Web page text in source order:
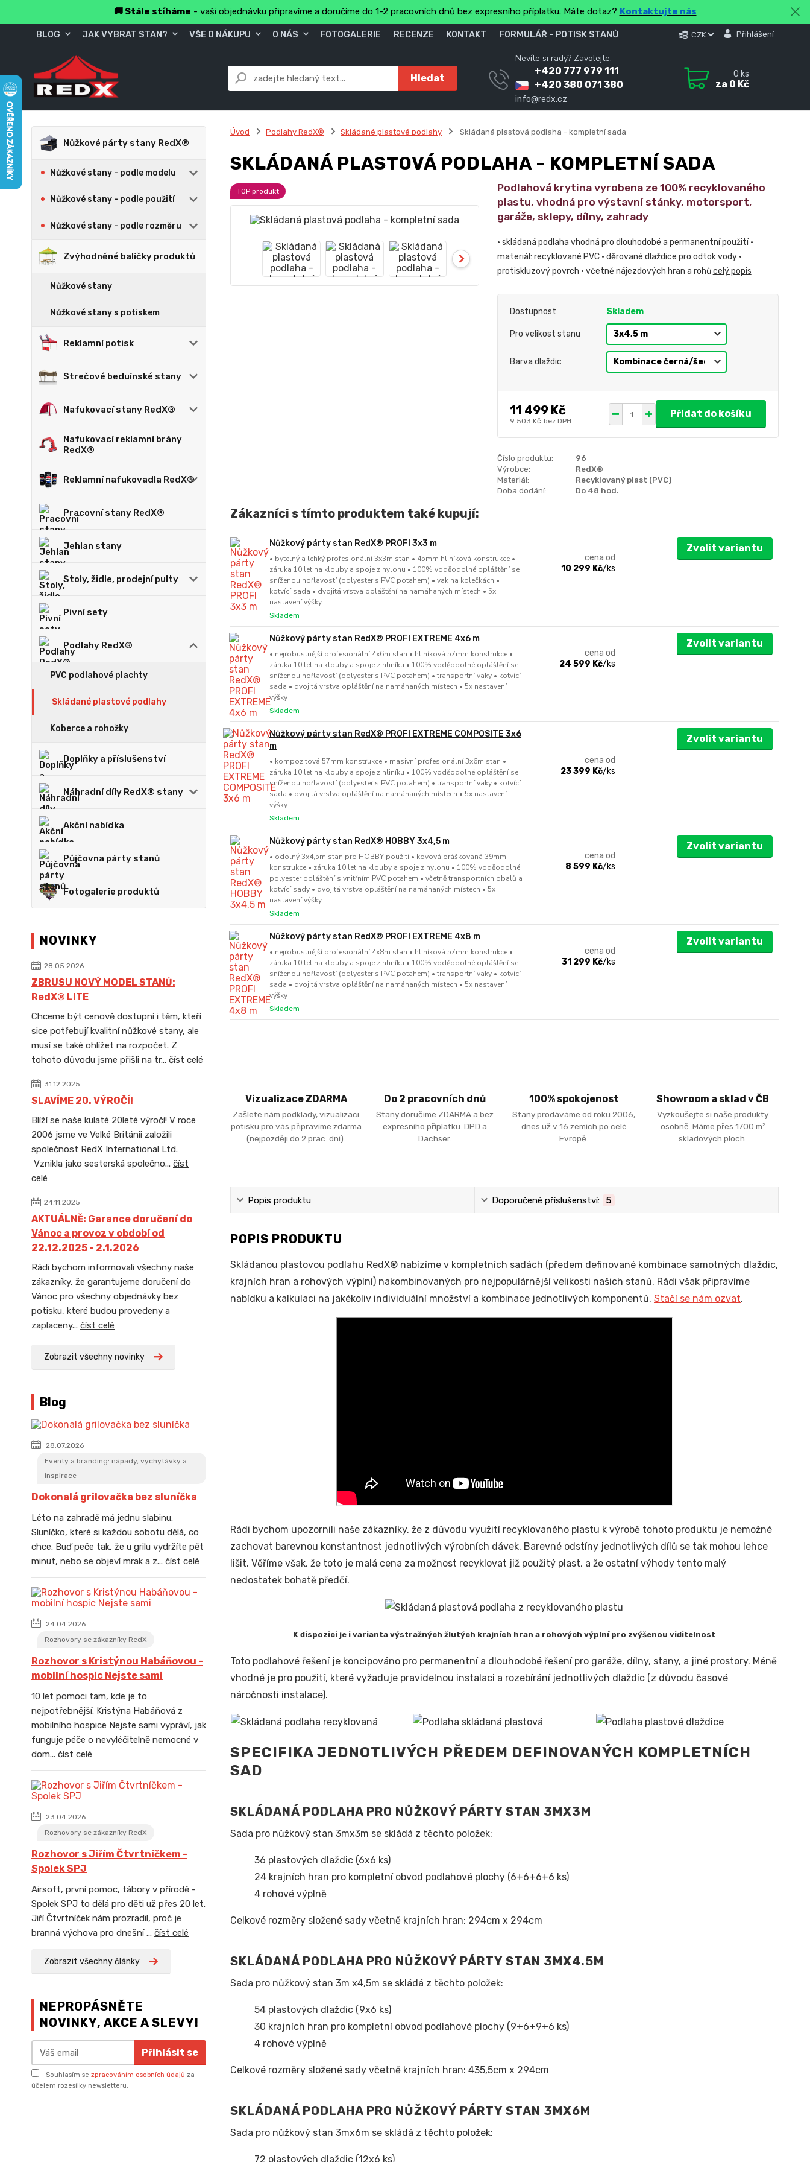
🚚 Stále stíháme - vaši objednávku připravíme a doručíme do 1-2 pracovních dnů bez expresního příplatku. Máte dotaz? Kontaktujte nás
BLOG JAK VYBRAT STAN? VŠE O NÁKUPU O NÁS FOTOGALERIE RECENZE KONTAKT FORMULÁŘ – POTISK STANŮ CZK Přihlášení
Hledat
Nevíte si rady? Zavolejte.
+420 777 979 111
+420 380 071 380
info@redx.cz
0 ks
za 0 Kč
Nůžkové párty stany RedX®
Nůžkové stany - podle modelu
Nůžkové stany - podle použití
Nůžkové stany - podle rozměru
Zvýhodněné balíčky produktů
Nůžkové stany
Nůžkové stany s potiskem
Reklamní potisk
Strečové beduínské stany
Nafukovací stany RedX®
Nafukovací reklamní brány
RedX®
Reklamní nafukovadla RedX®
Pracovní stany RedX®
Jehlan stany
Stoly, židle, prodejní pulty
Pivní sety
Podlahy RedX®
PVC podlahové plachty
Skládané plastové podlahy
Koberce a rohožky
Doplňky a příslušenství
Náhradní díly RedX® stany
Akční nabídka
Půjčovna párty stanů
Fotogalerie produktů
NOVINKY
28.05.2026
ZBRUSU NOVÝ MODEL STANŮ:
RedX® LITE
Chceme být cenově dostupní i těm, kteří
sice potřebují kvalitní nůžkové stany, ale
musí se také ohlížet na rozpočet. Z
tohoto důvodu jsme přišli na tr... číst celé
31.12.2025
SLAVÍME 20. VÝROČÍ!
Blíží se naše kulaté 20leté výročí! V roce
2006 jsme ve Velké Británii založili
společnost RedX International Ltd.
Vznikla jako sesterská společno... číst
celé
24.11.2025
AKTUÁLNĚ: Garance doručení do
Vánoc a provoz v období od
22.12.2025 - 2.1.2026
Rádi bychom informovali všechny naše
zákazníky, že garantujeme doručení do
Vánoc pro všechny objednávky bez
potisku, které budou provedeny a
zaplaceny... číst celé
Zobrazit všechny novinky
Blog
28.07.2026
Eventy a branding: nápady, vychytávky a
inspirace
Dokonalá grilovačka bez sluníčka
Léto na zahradě má jednu slabinu.
Sluníčko, které si každou sobotu dělá, co
chce. Buď peče tak, že u grilu vydržíte pět
minut, nebo se objeví mrak a z... číst celé
24.04.2026
Rozhovory se zákazníky RedX
Rozhovor s Kristýnou Habáňovou -
mobilní hospic Nejste sami
10 let pomoci tam, kde je to
nejpotřebnější. Kristýna Habáňová z
mobilního hospice Nejste sami vypráví, jak
funguje péče o nevyléčitelně nemocné v
dom... číst celé
23.04.2026
Rozhovory se zákazníky RedX
Rozhovor s Jiřím Čtvrtníčkem -
Spolek SPJ
Airsoft, první pomoc, tábory v přírodě -
Spolek SPJ to dělá pro děti už přes 20 let.
Jiří Čtvrtníček nám prozradil, proč je
branná výchova pro dnešní ... číst celé
Zobrazit všechny články
NEPROPÁSNĚTE
NOVINKY, AKCE A SLEVY!
Přihlásit se
Souhlasím se zpracováním osobních údajů za
účelem rozesílky newsletteru.
Úvod Podlahy RedX® Skládané plastové podlahy Skládaná plastová podlaha - kompletní sada
SKLÁDANÁ PLASTOVÁ PODLAHA - KOMPLETNÍ SADA
TOP produkt
Podlahová krytina vyrobena ze 100% recyklovaného
plastu, vhodná pro výstavní stánky, motorsport,
garáže, sklepy, dílny, zahrady
• skládaná podlaha vhodná pro dlouhodobé a permanentní použití •
materiál: recyklované PVC • děrované dlaždice pro odtok vody •
protiskluzový povrch • včetně nájezdových hran a rohůcelý popis
Dostupnost Skladem
Pro velikost stanu
Barva dlaždic
11 499 Kč
9 503 Kč bez DPH
Přidat do košíku
Číslo produktu:
96
Výrobce:
RedX®
Materiál:
Recyklovaný plast (PVC)
Doba dodání:
Do 48 hod.
Zákazníci s tímto produktem také kupují:
Nůžkový párty stan RedX® PROFI 3x3 m
• bytelný a lehký profesionální 3x3m stan • 45mm hliníková konstrukce •
záruka 10 let na klouby a spoje z nylonu • 100% voděodolné opláštění se
sníženou hořlavostí (polyester s PVC potahem) • vak na kolečkách •
kotvící sada • dvojitá vrstva opláštění na namáhaných místech • 5x
nastavení výšky
cena od
10 299 Kč/ks
Skladem
Zvolit variantu
Nůžkový párty stan RedX® PROFI EXTREME 4x6 m
• nejrobustnější profesionální 4x6m stan • hliníková 57mm konstrukce •
záruka 10 let na klouby a spoje z hliníku • 100% voděodolné opláštění se
sníženou hořlavostí (polyester s PVC potahem) • transportní vaky • kotvící
sada • dvojitá vrstva opláštění na namáhaných místech • 5x nastavení
výšky
cena od
24 599 Kč/ks
Skladem
Zvolit variantu
Nůžkový párty stan RedX® PROFI EXTREME COMPOSITE 3x6
m
• kompozitová 57mm konstrukce • masivní profesionální 3x6m stan •
záruka 10 let na klouby a spoje z hliníku • 100% voděodolné opláštění se
sníženou hořlavostí (polyester s PVC potahem) • transportní vaky • kotvící
sada • dvojitá vrstva opláštění na namáhaných místech • 5x nastavení
výšky
cena od
23 399 Kč/ks
Skladem
Zvolit variantu
Nůžkový párty stan RedX® HOBBY 3x4,5 m
• odolný 3x4,5m stan pro HOBBY použití • kovová práškovaná 39mm
konstrukce • záruka 10 let na klouby a spoje z nylonu • 100% voděodolné
polyester opláštění s vnitřním PVC potahem • včetně transportních obalů a
kotvící sady • dvojitá vrstva opláštění na namáhaných místech • 5x
nastavení výšky
cena od
8 599 Kč/ks
Skladem
Zvolit variantu
Nůžkový párty stan RedX® PROFI EXTREME 4x8 m
• nejrobustnější profesionální 4x8m stan • hliníková 57mm konstrukce •
záruka 10 let na klouby a spoje z hliníku • 100% voděodolné opláštění se
sníženou hořlavostí (polyester s PVC potahem) • transportní vaky • kotvící
sada • dvojitá vrstva opláštění na namáhaných místech • 5x nastavení
výšky
cena od
31 299 Kč/ks
Skladem
Zvolit variantu
Vizualizace ZDARMA
Zašlete nám podklady, vizualizaci
potisku pro vás připravíme zdarma
(nejpozději do 2 prac. dní).
Do 2 pracovních dnů
Stany doručíme ZDARMA a bez
expresního příplatku. DPD a
Dachser.
100% spokojenost
Stany prodáváme od roku 2006,
dnes už v 16 zemích po celé
Evropě.
Showroom a sklad v ČB
Vyzkoušejte si naše produkty
osobně. Máme přes 1700 m²
skladových ploch.
Popis produktu Doporučené příslušenství: 5
POPIS PRODUKTU
Skládanou plastovou podlahu RedX® nabízíme v kompletních sadách (předem definované kombinace samotných dlaždic,
krajních hran a rohových výplní) nakombinovaných pro nejpopulárnější velikosti našich stanů. Rádi však připravíme
nabídku a kalkulaci na jakékoliv individuální množství a kombinace jednotlivých komponentů. Stačí se nám ozvat.
Rádi bychom upozornili naše zákazníky, že z důvodu využití recyklovaného plastu k výrobě tohoto produktu je nemožné
zachovat barevnou konstantnost jednotlivých výrobních dávek. Barevné odstíny jednotlivých dílů se tak mohou lehce
lišit. Věříme však, že toto je malá cena za možnost recyklovat již použitý plast, a že ostatní výhody tento malý
nedostatek bohatě předčí.
K dispozici je i varianta výstražných žlutých krajních hran a rohových výplní pro zvýšenou viditelnost
Toto podlahové řešení je koncipováno pro permanentní a dlouhodobé řešení pro garáže, dílny, stany, a jiné prostory. Méně
vhodné je pro použití, které vyžaduje pravidelnou instalaci a rozebírání jednotlivých dlaždic (z důvodu časové
náročnosti instalace).
SPECIFIKA JEDNOTLIVÝCH PŘEDEM DEFINOVANÝCH KOMPLETNÍCH
SAD
SKLÁDANÁ PODLAHA PRO NŮŽKOVÝ PÁRTY STAN 3MX3M
Sada pro nůžkový stan 3mx3m se skládá z těchto položek:
36 plastových dlaždic (6x6 ks)
24 krajních hran pro kompletní obvod podlahové plochy (6+6+6+6 ks)
4 rohové výplně
Celkové rozměry složené sady včetně krajních hran: 294cm x 294cm
SKLÁDANÁ PODLAHA PRO NŮŽKOVÝ PÁRTY STAN 3MX4.5M
Sada pro nůžkový stan 3m x4,5m se skládá z těchto položek:
54 plastových dlaždic (9x6 ks)
30 krajních hran pro kompletní obvod podlahové plochy (9+6+9+6 ks)
4 rohové výplně
Celkové rozměry složené sady včetně krajních hran: 435,5cm x 294cm
SKLÁDANÁ PODLAHA PRO NŮŽKOVÝ PÁRTY STAN 3MX6M
Sada pro nůžkový stan 3mx6m se skládá z těchto položek:
72 plastových dlaždic (12x6 ks)